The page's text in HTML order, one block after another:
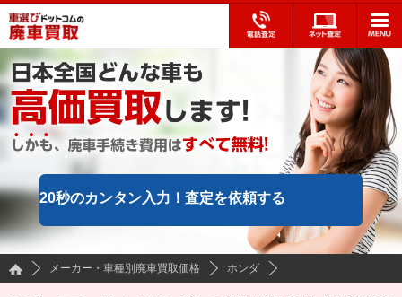
20秒のカンタン入力！ 査定を依頼する
メーカー・車種別廃車買取価格 ホンダ